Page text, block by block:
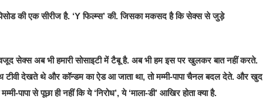
की एक सीरीज है. ‘Y फिल्म्स’ की. जिसका मकसद है कि सेक्स से जुड़े
सेक्स अब भी हमारी सोसाइटी में टैबू है. अब भी हम इस पर खुलकर बात नहीं करते.
टीवी देखते थे और कॉन्डम का ऐड आ जाता था, तो मम्मी-पापा चैनल बदल देते. और खुद
पापा से पूछा ही नहीं कि ये ‘निरोध’, ये ‘माला-डी’ आखिर होता क्या है.